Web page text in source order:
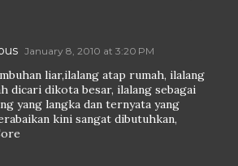
January 8, 2010 at 3:20 PM
liar,ilalang atap rumah, ilalang
dicari dikota besar, ilalang sebagai
yang langka dan ternyata yang
kini sangat dibutuhkan,